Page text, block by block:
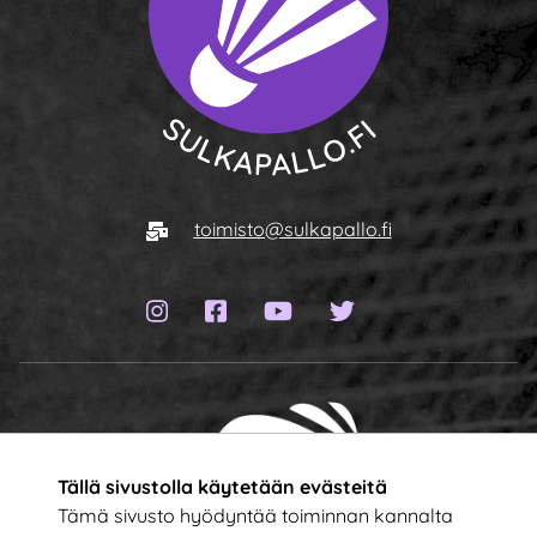
Tällä sivustolla käytetään evästeitä
Tämä sivusto hyödyntää toiminnan kannalta
Sähköposti
toimisto@sulkapallo.fi
Instagram-sivu
Facebook-sivu
YouTube-kanava
Twitter-sivu